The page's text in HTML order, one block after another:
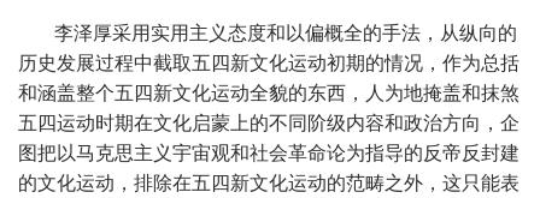
李泽厚采用实用主义态度和以偏概全的手法，从纵向的
历史发展过程中截取五四新文化运动初期的情况，作为总括
和涵盖整个五四新文化运动全貌的东西，人为地掩盖和抹煞
五四运动时期在文化启蒙上的不同阶级内容和政治方向，企
图把以马克思主义宇宙观和社会革命论为指导的反帝反封建
的文化运动，排除在五四新文化运动的范畴之外，这只能表